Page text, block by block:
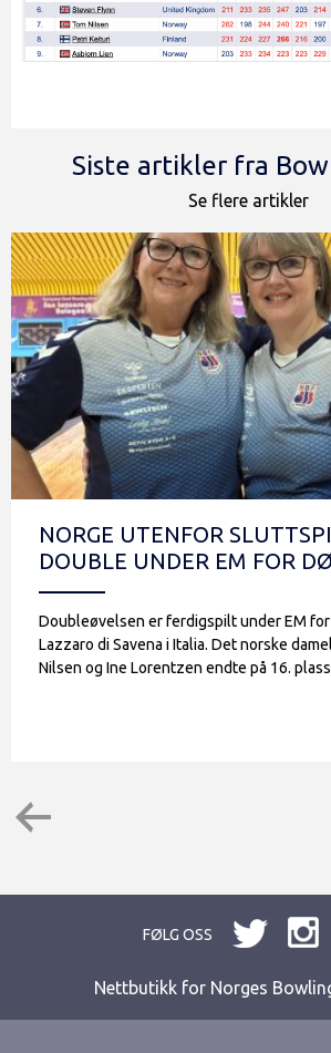
Siste artikler fra
Se flere artikler
NORGE UTENFOR
DOUBLE UNDER EM FOR
Doubleøvelsen er ferdigspilt under EM for
Lazzaro di Savena i Italia. Det norske
Nilsen og Ine Lorentzen endte på 16. plass
FØLG OSS
Nettbutikk for Norges